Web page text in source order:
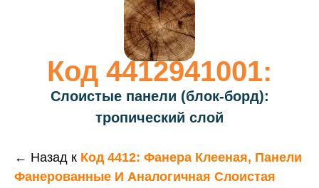
Код 4412941001:
Слоистые панели (блок-борд):
тропический слой
← Назад к Код 4412: Фанера Клееная, Панели
Фанерованные И Аналогичная Слоистая